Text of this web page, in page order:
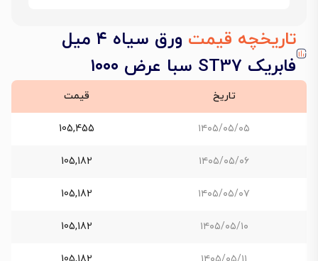
تاریخچه قیمت
ورق سیاه ۴ میل
فابریک ST37 سبا عرض ۱۰۰۰
تاریخ قیمت
۱۴۰۵/۰۵/۰۵ 105,455
۱۴۰۵/۰۵/۰۶ 105,182
۱۴۰۵/۰۵/۰۷ 105,182
۱۴۰۵/۰۵/۱۰ 105,182